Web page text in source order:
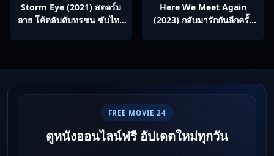
Storm Eye (2021) สตอร์ม
อาย โค้ดลับดับทรชน ซับไทย
Here We Meet Again
(2023) กลับมารักกันอีกครั้ง
FREE MOVIE 24
ดูหนังออนไลน์ฟรี อัปเดตใหม่ทุกวัน